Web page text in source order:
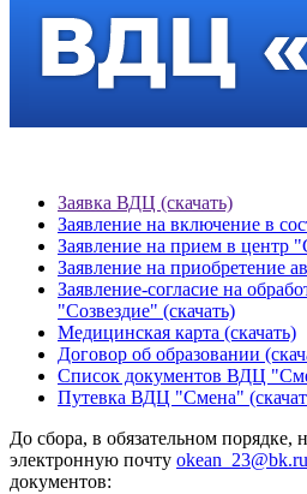
Заявка ВДЦ (скачать)
Заявление на включение в
Заявление на прием в центр
Заявление на приобретение
Заявление-согласие на
"Созвездие" (скачать)
Медицинская карта (скачать)
Договор об образовании
Список документов ВДЦ
Путевка ВДЦ "Смена"
До сбора, в обязательном порядке,
электронную почту okean_23@bk.ru
документов: